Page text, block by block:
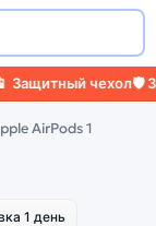
чехол🛡️
AirPods 1
1 день